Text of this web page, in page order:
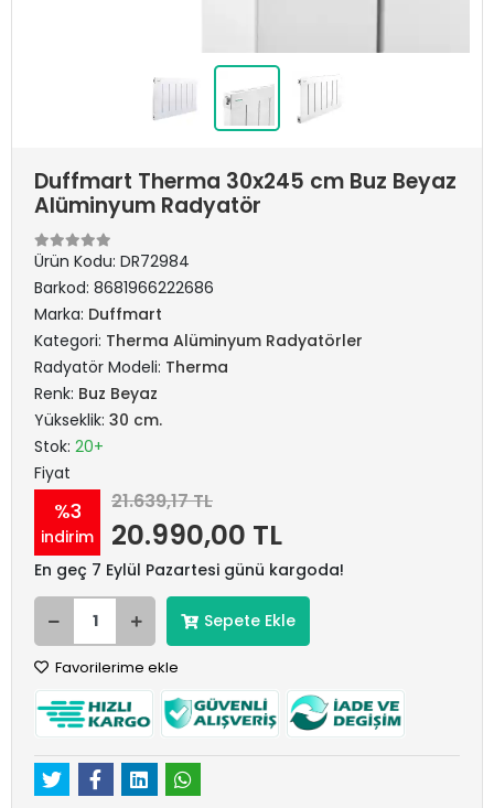
Duffmart Therma 30x245 cm Buz Beyaz
Alüminyum Radyatör
Ürün Kodu: DR72984
Barkod: 8681966222686
Marka: Duffmart
Kategori: Therma Alüminyum Radyatörler
Radyatör Modeli: Therma
Renk: Buz Beyaz
Yükseklik: 30 cm.
Stok: 20+
Fiyat
%3
indirim
21.639,17 TL
20.990,00 TL
En geç 7 Eylül Pazartesi günü kargoda!
Sepete Ekle
Favorilerime ekle